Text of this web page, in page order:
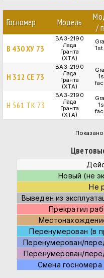
Госномер Модель
/
В 430 ХУ 73
ВАЗ-2190
Лада
Гранта
(XTA)
Н 312 СЕ 73
ВАЗ-2190
Лада
Гранта
(XTA)
Н 561 ТК 73
ВАЗ-2190
Лада
Гранта
(XTA)
Новый (не
Не
Выведен из
Прекратил
Перенумерован (в
Перенумерован/
Перенумерован/
Смена госномера